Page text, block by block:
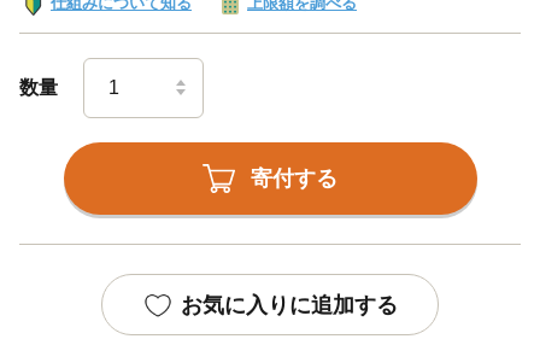
数量
寄付する
お気に入りに追加する